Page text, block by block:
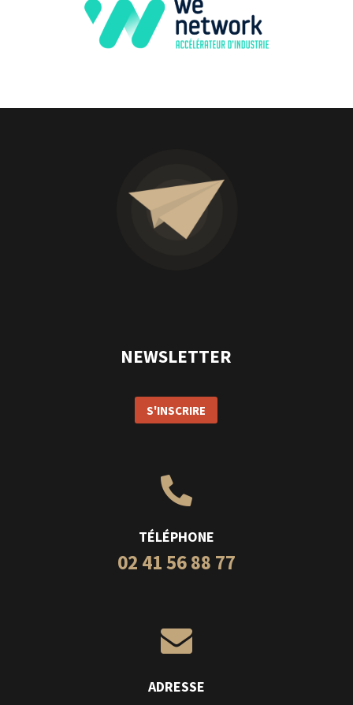
NEWSLETTER
S'INSCRIRE

TÉLÉPHONE
02 41 56 88 77

ADRESSE